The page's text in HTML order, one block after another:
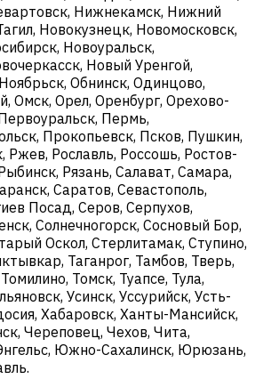
Нижнекамск, Нижний
Новокузнецк, Новомосковск,
Новоуральск,
Новый Уренгой,
Обнинск, Одинцово,
Омск, Орел, Оренбург, Орехово-
Пермь,
Прокопьевск, Псков, Пушкин,
Ржев, Рославль, Россошь, Ростов-
Рязань, Салават, Самара,
Саратов, Севастополь,
Посад, Серов, Серпухов,
Солнечногорск, Сосновый Бор,
Оскол, Стерлитамак, Ступино,
Таганрог, Тамбов, Тверь,
Томск, Туапсе, Тула,
Усинск, Уссурийск, Усть-
Хабаровск, Ханты-Мансийск,
Череповец, Чехов, Чита,
Южно-Сахалинск, Юрюзань,